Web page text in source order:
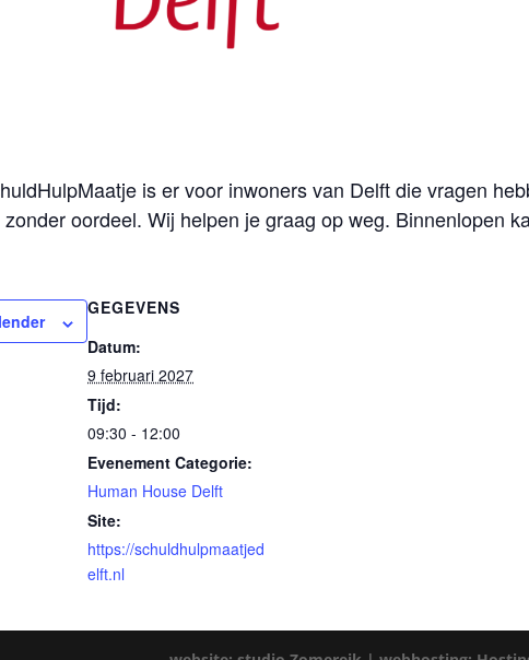
is er voor inwoners van Delft die vragen
oordeel. Wij helpen je graag op weg. Binnenlopen
GEGEVENS
Datum:
9 februari 2027
Tijd:
09:30 - 12:00
Evenement Categorie:
Human House Delft
Site:
https://schuldhulpmaatjed
elft.nl